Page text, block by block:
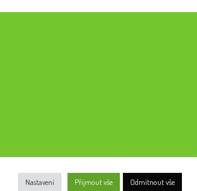
Nastavení Přijmout vše Odmítnout vše